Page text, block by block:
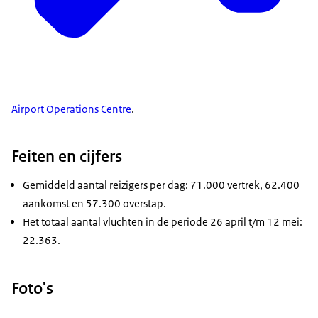
Airport Operations Centre.
Feiten en cijfers
Gemiddeld aantal reizigers per dag: 71.000 vertrek, 62.400
aankomst en 57.300 overstap.
Het totaal aantal vluchten in de periode 26 april t/m 12 mei:
22.363.
Foto's